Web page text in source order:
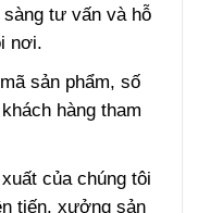
tư vấn và hỗ
nơi.
sản phẩm, số
hàng tham
của chúng tôi
tiến, xưởng sản